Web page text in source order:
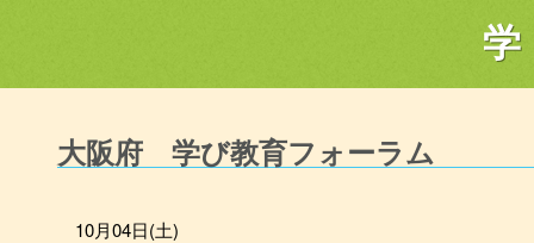
大阪府 学び教育フォーラム
10月04日(土)